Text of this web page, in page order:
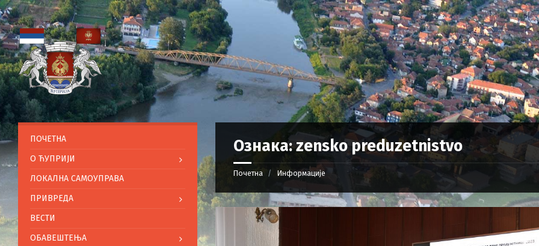
Ознака: zensko preduzetnistvo
Почетна Информације
ПОЧЕТНА
O ЋУПРИЈИ
ЛОКАЛНА САМОУПРАВА
ПРИВРЕДА
ВЕСТИ
ОБАВЕШТЕЊА